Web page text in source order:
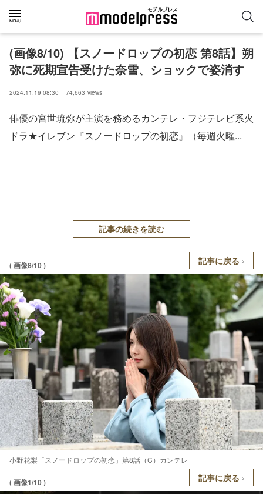
(画像8/10) 【スノードロップの初恋 第8話】朔
弥に死期宣告受けた奈雪、ショックで姿消す
2024.11.19 08:30 74,663 views
俳優の宮世琉弥が主演を務めるカンテレ・フジテレビ系火
ドラ★イレブン『スノードロップの初恋』（毎週火曜...
記事の続きを読む
( 画像8/10 ) 記事に戻る
小野花梨「スノードロップの初恋」第8話（C）カンテレ
( 画像1/10 ) 記事に戻る